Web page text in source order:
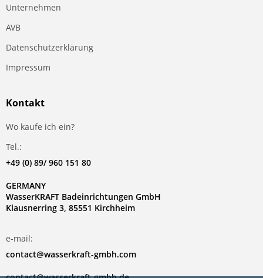
Unternehmen
AVB
Datenschutzerklärung
Impressum
Kontakt
Wo kaufe ich ein?
Tel.:
+49 (0) 89/ 960 151 80
GERMANY
WasserKRAFT Badeinrichtungen GmbH
Klausnerring 3, 85551 Kirchheim
e-mail:
contact@wasserkraft-gmbh.com